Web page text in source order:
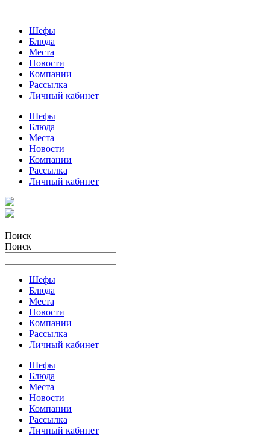
Шефы
Блюда
Места
Новости
Компании
Рассылка
Личный кабинет
Шефы
Блюда
Места
Новости
Компании
Рассылка
Личный кабинет
Поиск
Поиск
Шефы
Блюда
Места
Новости
Компании
Рассылка
Личный кабинет
Шефы
Блюда
Места
Новости
Компании
Рассылка
Личный кабинет